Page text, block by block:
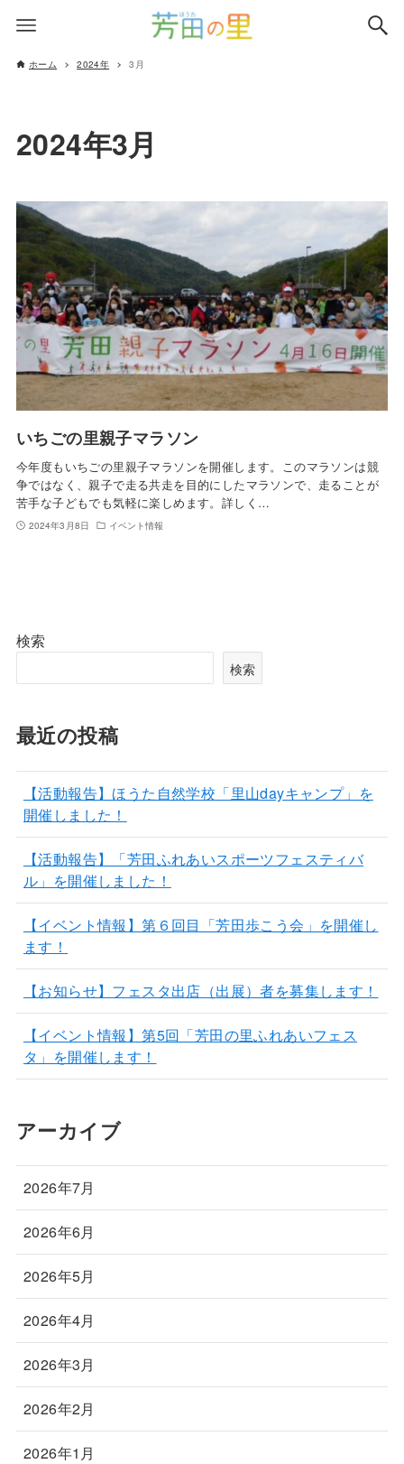
ホーム 2024年 3月
2024年3月
いちごの里親子マラソン
今年度もいちごの里親子マラソンを開催します。このマラソンは競
争ではなく、親子で走る共走を目的にしたマラソンで、走ることが
苦手な子どもでも気軽に楽しめます。詳しく…
2024年3月8日 イベント情報
検索
検索
最近の投稿
【活動報告】ほうた自然学校「里山dayキャンプ」を
開催しました！
【活動報告】「芳田ふれあいスポーツフェスティバ
ル」を開催しました！
【イベント情報】第６回目「芳田歩こう会」を開催し
ます！
【お知らせ】フェスタ出店（出展）者を募集します！
【イベント情報】第5回「芳田の里ふれあいフェス
タ」を開催します！
アーカイブ
2026年7月
2026年6月
2026年5月
2026年4月
2026年3月
2026年2月
2026年1月